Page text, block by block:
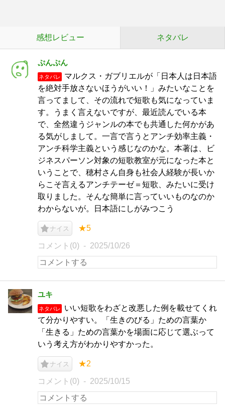
感想レビュー ネタバレ
ぷんぷん
ネタバレ
マルクス・ガブリエルが「日本人は日本語
を絶対手放さないほうがいい！」みたいなことを
言ってまして、その流れで短歌も気になっていま
す。うまく言えないですが、最近読んでいる本
で、全然違うジャンルの本でも共通した何かがあ
る気がしまして。一言で言うとアンチ効率主義・
アンチ科学主義という感じなのかな。本著は、ビ
ジネスパーソン対象の短歌教室が元になった本と
いうことで、穂村さん自身も社会人経験が長いか
らこそ言えるアンチテーゼ＝短歌、みたいに受け
取りました。そんな簡単に言っていいものなのか
わからないが。日本語にしがみつこう
ナイス ★5
コメント(0) 2025/10/26
ユキ
ネタバレ
いい短歌をわざと改悪した例を載せてくれ
て分かりやすい。「生きのびる」ための言葉か
「生きる」ための言葉かを場面に応じて選ぶって
いう考え方がわかりやすかった。
ナイス ★2
コメント(0) 2025/10/15